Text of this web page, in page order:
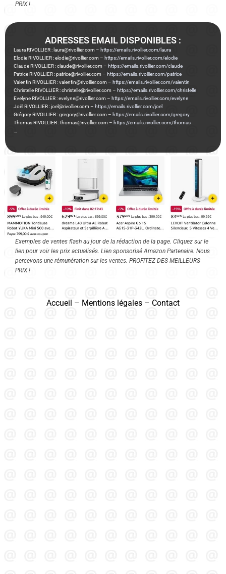
PRIX !
ADRESSES EMAIL DISPONIBLES :
Laura RIVOLLIER : laura@rivollier.com – https://emails.rivollier.com/laura
Elodie RIVOLLIER : elodie@rivollier.com – https://emails.rivollier.com/elodie
Claude RIVOLLIER : claude@rivollier.com – https://emails.rivollier.com/claude
Patrice RIVOLLIER : patrice@rivollier.com – https://emails.rivollier.com/patrice
Valentin RIVOLLIER : valentin@rivollier.com – https://emails.rivollier.com/valentin
Christelle RIVOLLIER : christelle@rivollier.com – https://emails.rivollier.com/christelle
Evelyne RIVOLLIER : evelyne@rivollier.com – https://emails.rivollier.com/evelyne
Joël RIVOLLIER : joel@rivollier.com – https://emails.rivollier.com/joel
Grégory RIVOLLIER : gregory@rivollier.com – https://emails.rivollier.com/gregory
Thomas RIVOLLIER : thomas@rivollier.com – https://emails.rivollier.com/thomas
…
Exemples de ventes flash au jour de la rédaction de la page. Cliquez sur le
lien pour voir les prix actualisés. Lien sponsorisé Amazon Partenaire. Nous
percevons une rémunération sur les ventes. PROFITEZ DES MEILLEURS
PRIX !
Accueil – Mentions légales – Contact